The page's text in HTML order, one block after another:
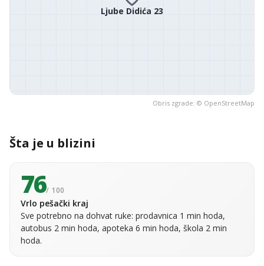
Ljube Didića 23
Obris zgrade: © OpenStreetMap
Šta je u blizini
76/ 100
Vrlo pešački kraj
Sve potrebno na dohvat ruke: prodavnica 1 min hoda,
autobus 2 min hoda, apoteka 6 min hoda, škola 2 min
hoda.